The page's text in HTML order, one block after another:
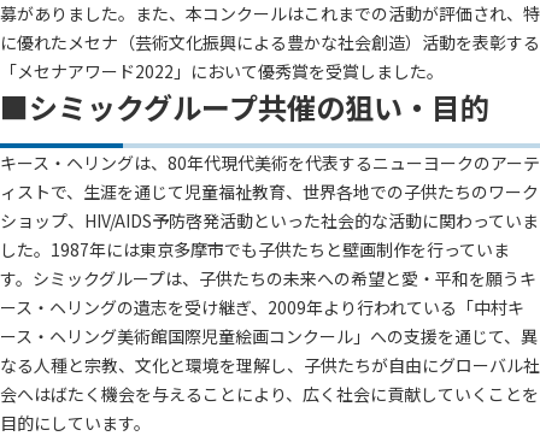
募がありました。また、本コンクールはこれまでの活動が評価され、特
に優れたメセナ（芸術文化振興による豊かな社会創造）活動を表彰する
「メセナアワード2022」において優秀賞を受賞しました。
■シミックグループ共催の狙い・目的
キース・ヘリングは、80年代現代美術を代表するニューヨークのアーテ
ィストで、生涯を通じて児童福祉教育、世界各地での子供たちのワーク
ショップ、HIV/AIDS予防啓発活動といった社会的な活動に関わっていま
した。1987年には東京多摩市でも子供たちと壁画制作を行っていま
す。シミックグループは、子供たちの未来への希望と愛・平和を願うキ
ース・ヘリングの遺志を受け継ぎ、2009年より行われている「中村キ
ース・ヘリング美術館国際児童絵画コンクール」への支援を通じて、異
なる人種と宗教、文化と環境を理解し、子供たちが自由にグローバル社
会へはばたく機会を与えることにより、広く社会に貢献していくことを
目的にしています。